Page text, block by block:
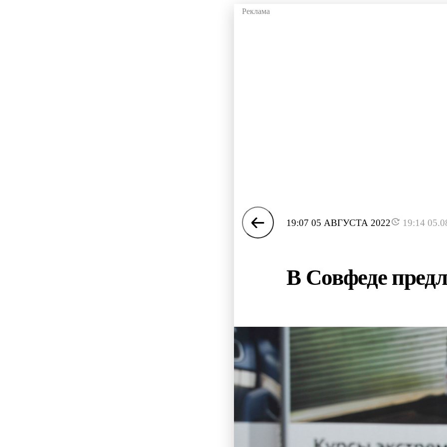
19:07 05 АВГУСТА 2022 19:14
В Совфеде